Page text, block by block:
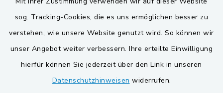
sog. Tracking-Cookies, die es uns ermöglichen besser zu
verstehen, wie unsere Website genutzt wird. So können wir
unser Angebot weiter verbessern. Ihre erteilte Einwilligung
hierfür können Sie jederzeit über den Link in unseren
Datenschutzhinweisen widerrufen.
VG und Gemeinden
Gemeinde Schwarzach bei Nabburg
Gemeinde Stulln